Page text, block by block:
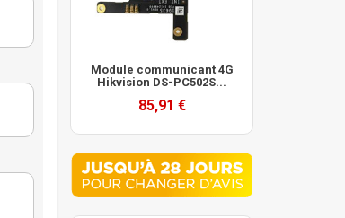
Module communicant 4G
Hikvision DS-PC502S...
85,91 €